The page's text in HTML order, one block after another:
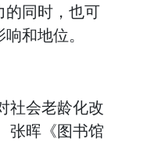
的同时，也可
和地位。
社会老龄化改
张晖《图书馆